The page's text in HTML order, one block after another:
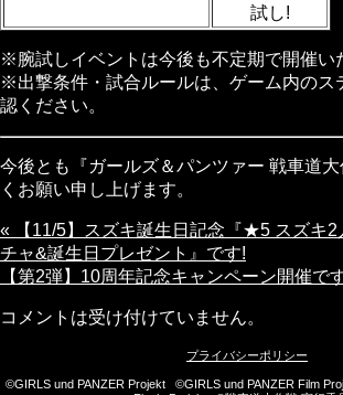
試し!
※腕試しイベントは今後も不定期で開催い
※出撃条件・試合ルールは、ゲーム内のス
認ください。
今後とも『ガールズ＆パンツァー 戦車道
くお願い申し上げます。
« 【11/5】スズキ誕生日記念『★5 スズキ2
チャ&誕生日プレゼント』です!
【第2弾】10周年記念キャンペーン開催で
コメントは受け付けていません。
プライバシーポリシー
©GIRLS und PANZER Projekt ©GIRLS und PANZER Film